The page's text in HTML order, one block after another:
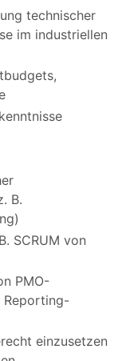
technischer
im industriellen
B.
SCRUM von
PMO-
Reporting-
einzusetzen